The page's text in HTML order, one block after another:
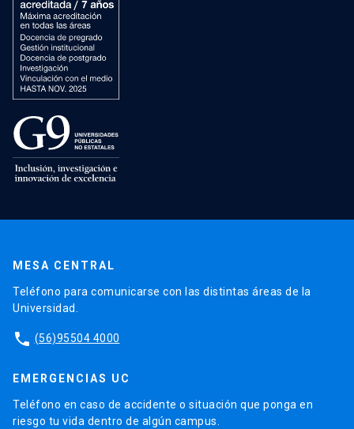
MESA CENTRAL
Teléfono para comunicarse con las distintas áreas de la
Universidad.
phone (56)95504 4000
EMERGENCIAS UC
Teléfono en caso de accidente o situación que ponga en
riesgo tu vida dentro de algún campus.